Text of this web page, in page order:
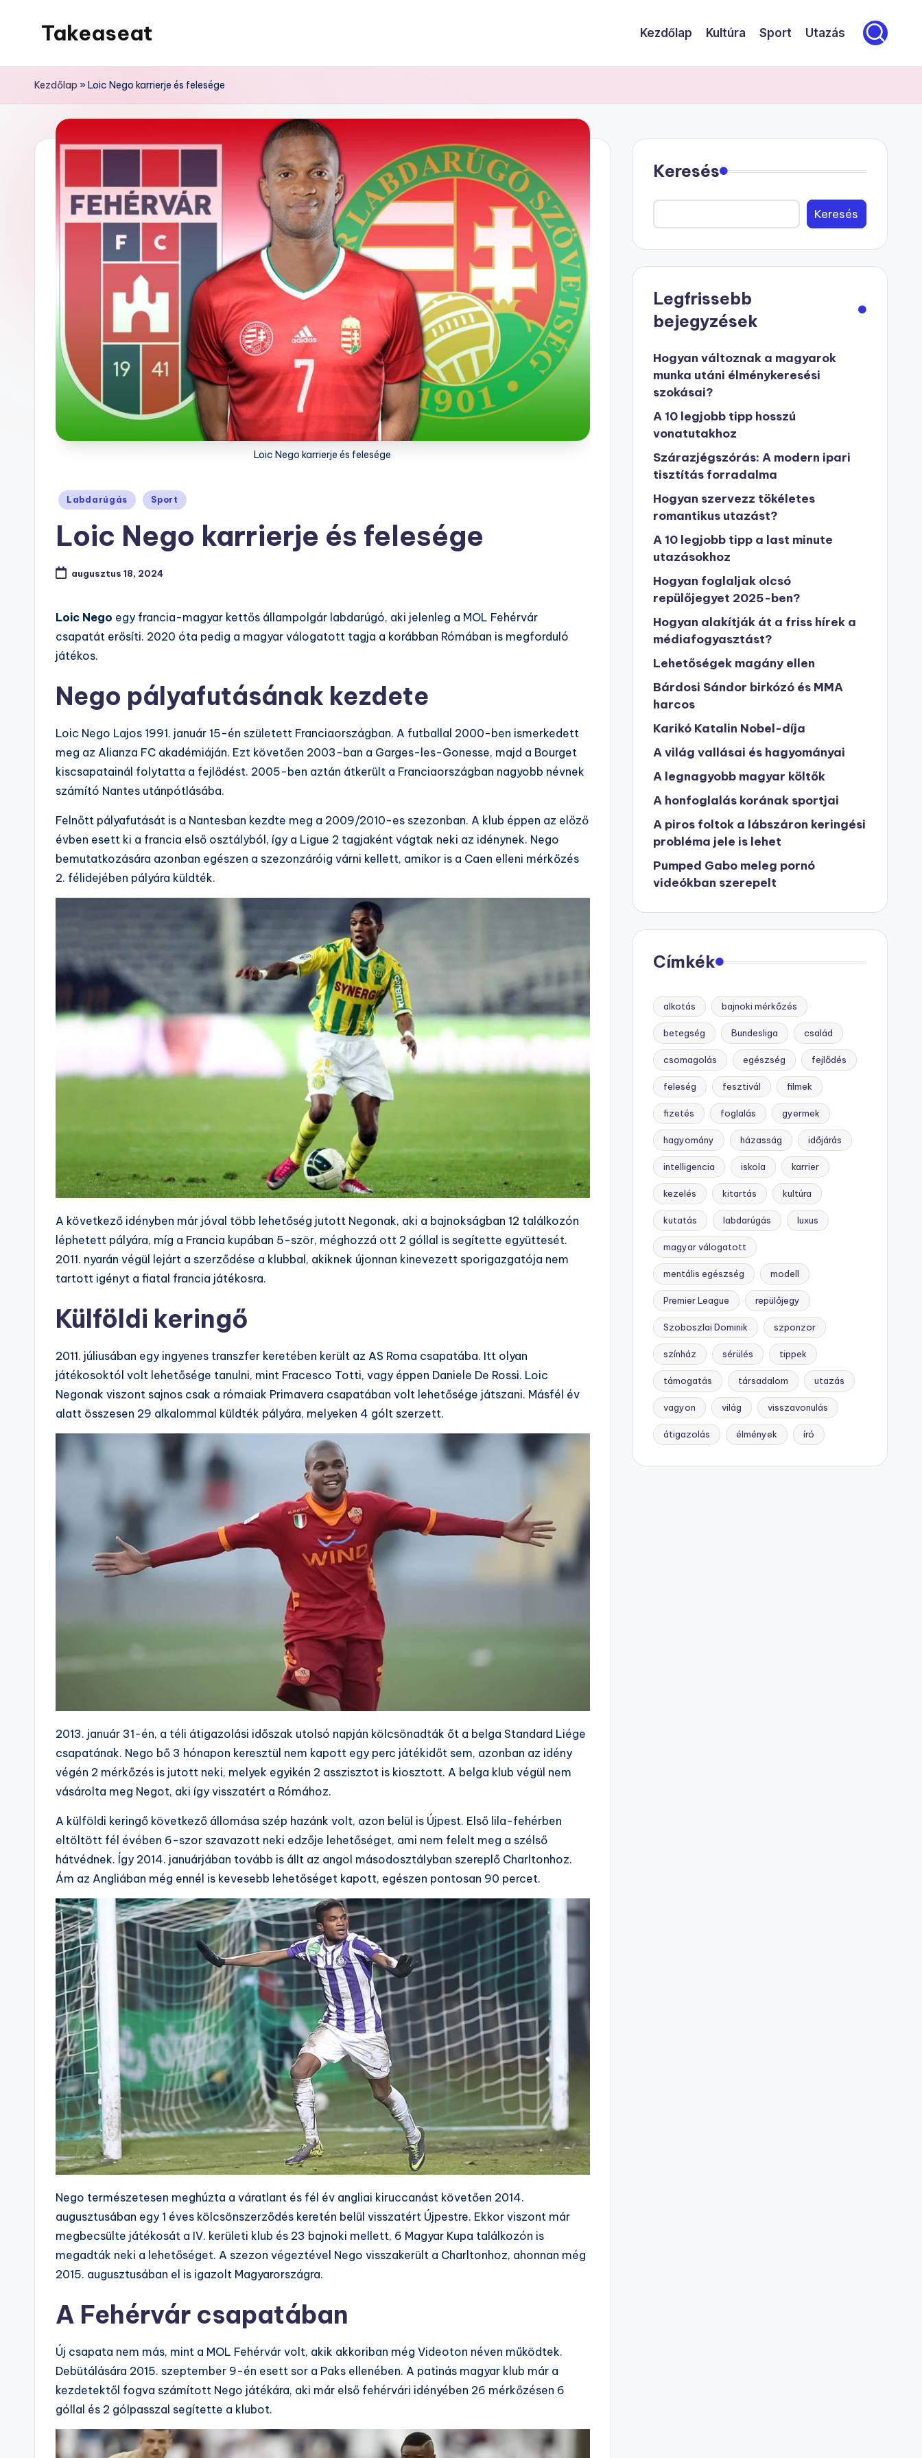
Takeaseat
helyet
Kezdőlap Kultúra Sport Utazás
Kezdőlap »Loic Nego karrierje és felesége
Loic Nego karrierje és felesége
Posted
Labdarúgás Sport
Loic Nego karrierje és felesége
augusztus 18, 2024
Loic Nego egy francia-magyar kettős állampolgár labdarúgó, aki jelenleg a MOL Fehérvár
csapatát erősíti. 2020 óta pedig a magyar válogatott tagja a korábban Rómában is megforduló
játékos.
Nego pályafutásának kezdete
Loic Nego Lajos 1991. január 15-én született Franciaországban. A futballal 2000-ben ismerkedett
meg az Alianza FC akadémiáján. Ezt követően 2003-ban a Garges-les-Gonesse, majd a Bourget
kiscsapatainál folytatta a fejlődést. 2005-ben aztán átkerült a Franciaországban nagyobb névnek
számító Nantes utánpótlásába.
Felnőtt pályafutását is a Nantesban kezdte meg a 2009/2010-es szezonban. A klub éppen az előző
évben esett ki a francia első osztályból, így a Ligue 2 tagjaként vágtak neki az idénynek. Nego
bemutatkozására azonban egészen a szezonzáróig várni kellett, amikor is a Caen elleni mérkőzés
2. félidejében pályára küldték.
A következő idényben már jóval több lehetőség jutott Negonak, aki a bajnokságban 12 találkozón
léphetett pályára, míg a Francia kupában 5-ször, méghozzá ott 2 góllal is segítette együttesét.
2011. nyarán végül lejárt a szerződése a klubbal, akiknek újonnan kinevezett sporigazgatója nem
tartott igényt a fiatal francia játékosra.
Külföldi keringő
2011. júliusában egy ingyenes transzfer keretében került az AS Roma csapatába. Itt olyan
játékosoktól volt lehetősége tanulni, mint Fracesco Totti, vagy éppen Daniele De Rossi. Loic
Negonak viszont sajnos csak a rómaiak Primavera csapatában volt lehetősége játszani. Másfél év
alatt összesen 29 alkalommal küldték pályára, melyeken 4 gólt szerzett.
2013. január 31-én, a téli átigazolási időszak utolsó napján kölcsönadták őt a belga Standard Liége
csapatának. Nego bő 3 hónapon keresztül nem kapott egy perc játékidőt sem, azonban az idény
végén 2 mérkőzés is jutott neki, melyek egyikén 2 asszisztot is kiosztott. A belga klub végül nem
vásárolta meg Negot, aki így visszatért a Rómához.
A külföldi keringő következő állomása szép hazánk volt, azon belül is Újpest. Első lila-fehérben
eltöltött fél évében 6-szor szavazott neki edzője lehetőséget, ami nem felelt meg a szélső
hátvédnek. Így 2014. januárjában tovább is állt az angol másodosztályban szereplő Charltonhoz.
Ám az Angliában még ennél is kevesebb lehetőséget kapott, egészen pontosan 90 percet.
Nego természetesen meghúzta a váratlant és fél év angliai kiruccanást követően 2014.
augusztusában egy 1 éves kölcsönszerződés keretén belül visszatért Újpestre. Ekkor viszont már
megbecsülte játékosát a IV. kerületi klub és 23 bajnoki mellett, 6 Magyar Kupa találkozón is
megadták neki a lehetőséget. A szezon végeztével Nego visszakerült a Charltonhoz, ahonnan még
2015. augusztusában el is igazolt Magyarországra.
A Fehérvár csapatában
Új csapata nem más, mint a MOL Fehérvár volt, akik akkoriban még Videoton néven működtek.
Debütálására 2015. szeptember 9-én esett sor a Paks ellenében. A patinás magyar klub már a
kezdetektől fogva számított Nego játékára, aki már első fehérvári idényében 26 mérkőzésen 6
góllal és 2 gólpasszal segítette a klubot.
Keresés
Keresés
Legfrissebb
bejegyzések
Hogyan változnak a magyarok
munka utáni élménykeresési
szokásai?
A 10 legjobb tipp hosszú
vonatutakhoz
Szárazjégszórás: A modern ipari
tisztítás forradalma
Hogyan szervezz tökéletes
romantikus utazást?
A 10 legjobb tipp a last minute
utazásokhoz
Hogyan foglaljak olcsó
repülőjegyet 2025-ben?
Hogyan alakítják át a friss hírek a
médiafogyasztást?
Lehetőségek magány ellen
Bárdosi Sándor birkózó és MMA
harcos
Karikó Katalin Nobel-díja
A világ vallásai és hagyományai
A legnagyobb magyar költők
A honfoglalás korának sportjai
A piros foltok a lábszáron keringési
probléma jele is lehet
Pumped Gabo meleg pornó
videókban szerepelt
Címkék
alkotás bajnoki mérkőzés
betegség Bundesliga család
csomagolás egészség fejlődés
feleség fesztivál filmek
fizetés foglalás gyermek
hagyomány házasság időjárás
intelligencia iskola karrier
kezelés kitartás kultúra
kutatás labdarúgás luxus
magyar válogatott
mentális egészség modell
Premier League repülőjegy
Szoboszlai Dominik szponzor
színház sérülés tippek
támogatás társadalom utazás
vagyon világ visszavonulás
átigazolás élmények író